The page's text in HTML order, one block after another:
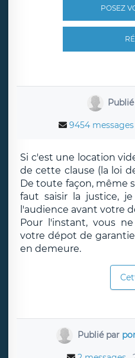
POSEZ
9454 messages
Si c'est une location
de cette clause (la loi
De toute façon, même
faut saisir la justice,
l'audience avant votre
Pour l'instant, vous
votre dépot de
en demeure.
Publié par